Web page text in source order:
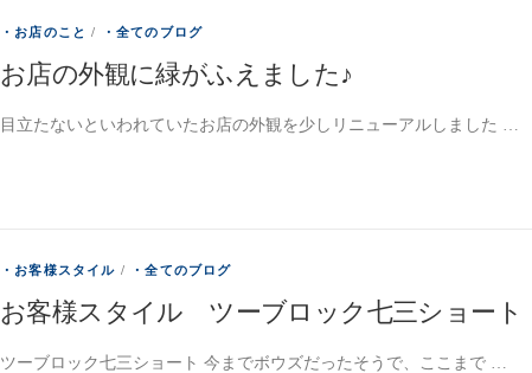
・お店のこと / ・全てのブログ
お店の外観に緑がふえました♪
目立たないといわれていたお店の外観を少しリニューアルしました …
・お客様スタイル / ・全てのブログ
お客様スタイル ツーブロック七三ショート
ツーブロック七三ショート 今までボウズだったそうで、ここまで …